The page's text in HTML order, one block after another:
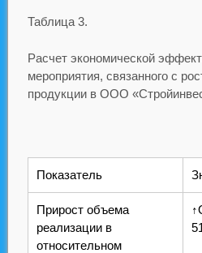
Таблица 3.
Расчет экономической
мероприятия, связанного с
продукции в ООО
Показатель
Прирост объема
реализации в
относительном